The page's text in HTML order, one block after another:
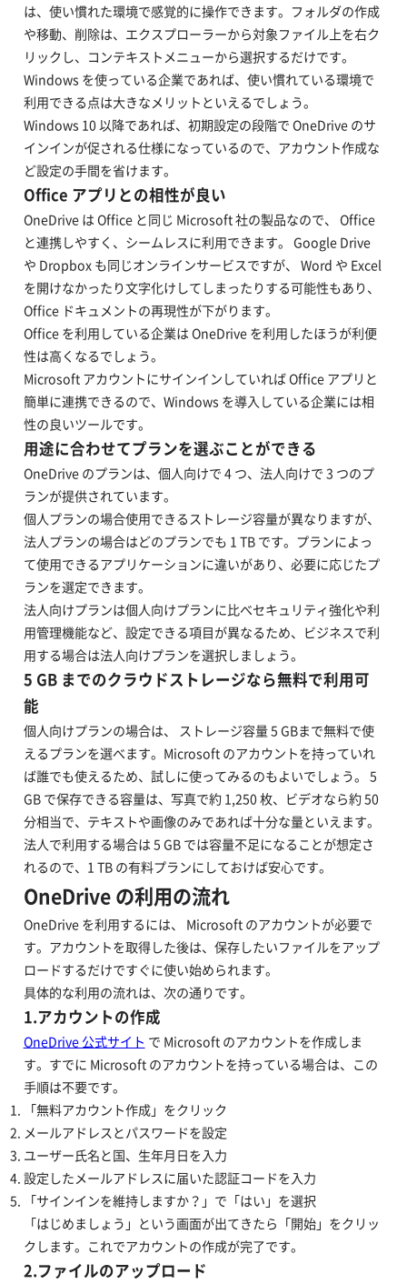
は、使い慣れた環境で感覚的に操作できます。フォルダの作成
や移動、削除は、エクスプローラーから対象ファイル上を右ク
リックし、コンテキストメニューから選択するだけです。
Windows を使っている企業であれば、使い慣れている環境で
利用できる点は大きなメリットといえるでしょう。
Windows 10 以降であれば、初期設定の段階で OneDrive のサ
インインが促される仕様になっているので、アカウント作成な
ど設定の手間を省けます。
Office アプリとの相性が良い
OneDrive は Office と同じ Microsoft 社の製品なので、 Office
と連携しやすく、シームレスに利用できます。 Google Drive
や Dropbox も同じオンラインサービスですが、 Word や Excel
を開けなかったり文字化けしてしまったりする可能性もあり、
Office ドキュメントの再現性が下がります。
Office を利用している企業は OneDrive を利用したほうが利便
性は高くなるでしょう。
Microsoft アカウントにサインインしていれば Office アプリと
簡単に連携できるので、Windows を導入している企業には相
性の良いツールです。
用途に合わせてプランを選ぶことができる
OneDrive のプランは、個人向けで 4 つ、法人向けで 3 つのプ
ランが提供されています。
個人プランの場合使用できるストレージ容量が異なりますが、
法人プランの場合はどのプランでも 1 TB です。プランによっ
て使用できるアプリケーションに違いがあり、必要に応じたプ
ランを選定できます。
法人向けプランは個人向けプランに比べセキュリティ強化や利
用管理機能など、設定できる項目が異なるため、ビジネスで利
用する場合は法人向けプランを選択しましょう。
5 GB までのクラウドストレージなら無料で利用可
能
個人向けプランの場合は、 ストレージ容量 5 GBまで無料で使
えるプランを選べます。Microsoft のアカウントを持っていれ
ば誰でも使えるため、試しに使ってみるのもよいでしょう。 5
GB で保存できる容量は、写真で約 1,250 枚、ビデオなら約 50
分相当で、テキストや画像のみであれば十分な量といえます。
法人で利用する場合は 5 GB では容量不足になることが想定さ
れるので、1 TB の有料プランにしておけば安心です。
OneDrive の利用の流れ
OneDrive を利用するには、 Microsoft のアカウントが必要で
す。アカウントを取得した後は、保存したいファイルをアップ
ロードするだけですぐに使い始められます。
具体的な利用の流れは、次の通りです。
1.アカウントの作成
OneDrive 公式サイト で Microsoft のアカウントを作成しま
す。すでに Microsoft のアカウントを持っている場合は、この
手順は不要です。
「無料アカウント作成」をクリック
メールアドレスとパスワードを設定
ユーザー氏名と国、生年月日を入力
設定したメールアドレスに届いた認証コードを入力
「サインインを維持しますか？」で「はい」を選択
「はじめましょう」という画面が出てきたら「開始」をクリッ
クします。これでアカウントの作成が完了です。
2.ファイルのアップロード